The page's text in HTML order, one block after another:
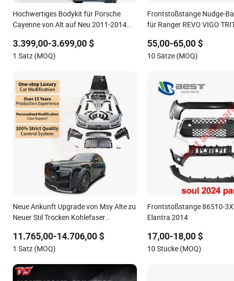
Hochwertiges Bodykit für Porsche
Cayenne von Alt auf Neu 2011-2014
Bodykit mit Motorhaube
3.399,00-3.699,00 $
1 Satz (MOQ)
Frontstoßstange Nudge-
für Ranger REVO VIGO
55,00-65,00 $
10 Sätze (MOQ)
Neue Ankunft Upgrade von Msy Alte zu
Neuer Stil Trocken Kohlefaser
Scheinwerfer Hintere Stoßstange
Kühlergrill
11.765,00-14.706,00 $
1 Satz (MOQ)
Frontstoßstange 86510-
Elantra 2014
17,00-18,00 $
10 Stücke (MOQ)